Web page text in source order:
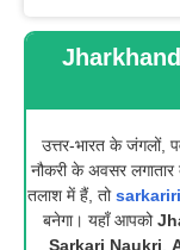
उत्तर-भारत के जंगलों,
नौकरी के अवसर
तलाश में हैं, तो
बनेगा। यहाँ आपको
Sarkari Naukri